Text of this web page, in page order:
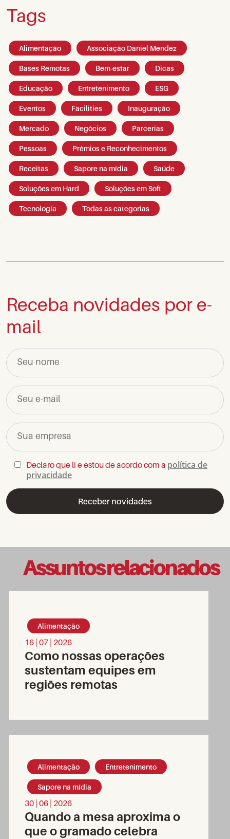
Tags
Alimentação Associação Daniel Mendez
Bases Remotas Bem-estar Dicas
Educação Entretenimento ESG
Eventos Facilities Inauguração
Mercado Negócios Parcerias
Pessoas Prêmios e Reconhecimentos
Receitas Sapore na mídia Saúde
Soluções em Hard Soluções em Soft
Tecnologia Todas as categorias
Receba novidades por e-
mail
Seu nome
Seu e-mail
Sua empresa
Declaro que li e estou de acordo com a política de
privacidade
Assuntos relacionados
Alimentação
16 | 07 | 2026
Como nossas operações
sustentam equipes em
regiões remotas
Alimentação Entretenimento
Sapore na mídia
30 | 06 | 2026
Quando a mesa aproxima o
que o gramado celebra